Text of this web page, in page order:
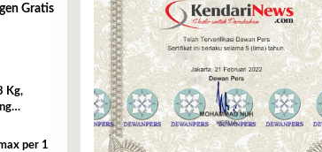
Gratis
Kg,
per 1